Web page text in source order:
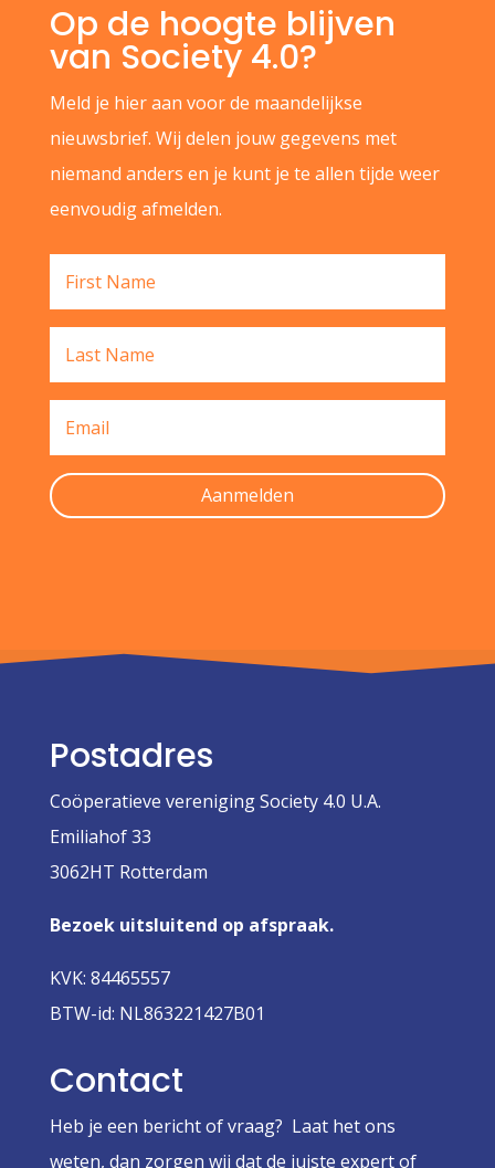
Op de hoogte blijven
van Society 4.0?
Meld je hier aan voor de maandelijkse
nieuwsbrief. Wij delen jouw gegevens met
niemand anders en je kunt je te allen tijde weer
eenvoudig afmelden.
Aanmelden
Postadres
Coöperatieve vereniging Society 4.0 U.A.
Emiliahof 33
3062HT Rotterdam
Bezoek uitsluitend op afspraak.
KVK: 84465557
BTW-id: NL863221427B01
Contact
Heb je een bericht of vraag? Laat het ons
weten, dan zorgen wij dat de juiste expert of